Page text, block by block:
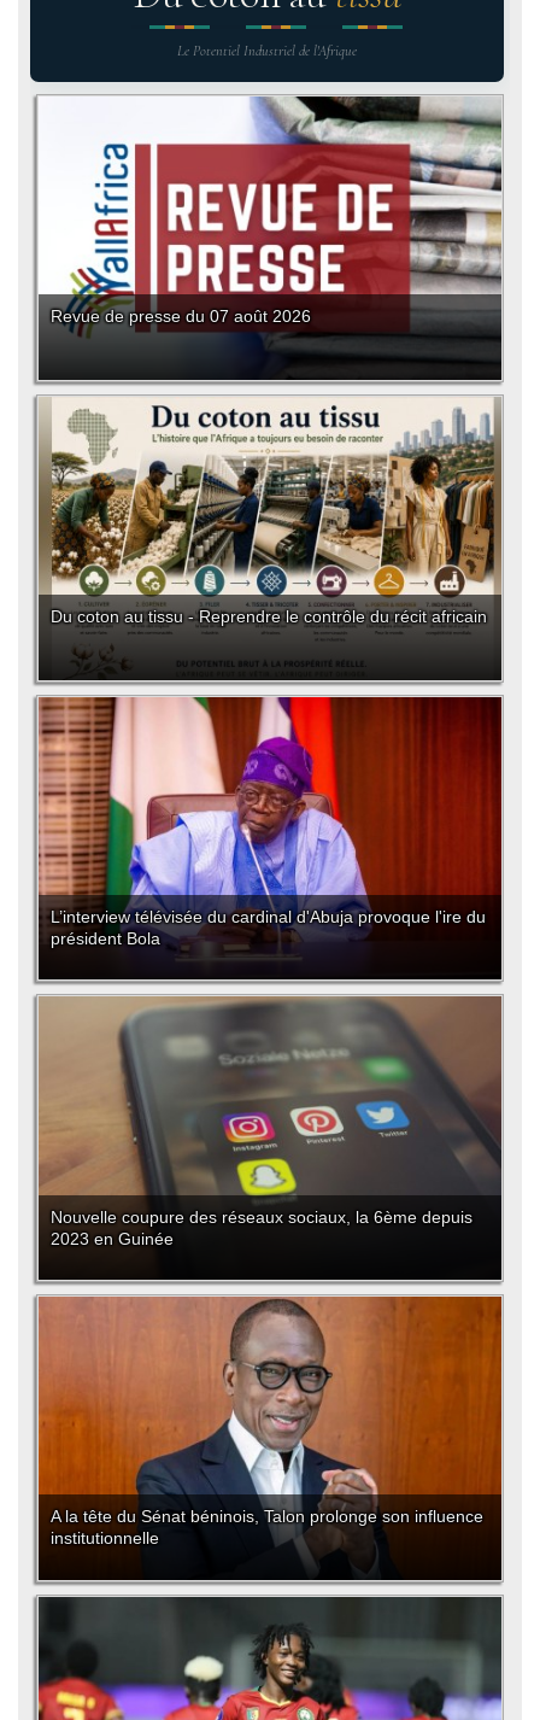
Le Potentiel Industriel de l'Afrique
Revue de presse du 07 août 2026
Du coton au tissu - Reprendre le contrôle du récit africain
L’interview télévisée du cardinal d'Abuja provoque l'ire du
président Bola
Nouvelle coupure des réseaux sociaux, la 6ème depuis
2023 en Guinée
A la tête du Sénat béninois, Talon prolonge son influence
institutionnelle